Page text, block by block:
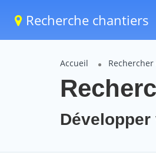
Recherche chantiers
Accueil